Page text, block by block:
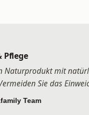
Pflege
Naturprodukt mit
Sie das
Team